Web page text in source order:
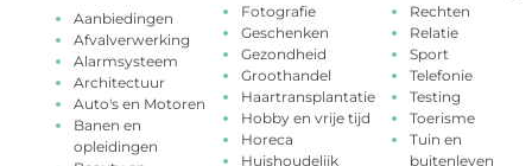
Aanbiedingen
Afvalverwerking
Alarmsysteem
Architectuur
Auto's en Motoren
Banen en
opleidingen
Fotografie
Geschenken
Gezondheid
Groothandel
Haartransplantatie
Hobby en vrije tijd
Horeca
Huishoudelijk
Rechten
Relatie
Sport
Telefonie
Testing
Toerisme
Tuin en
buitenleven